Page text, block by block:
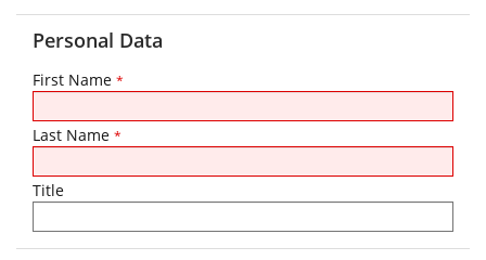
Personal Data
First Name *
Last Name *
Title